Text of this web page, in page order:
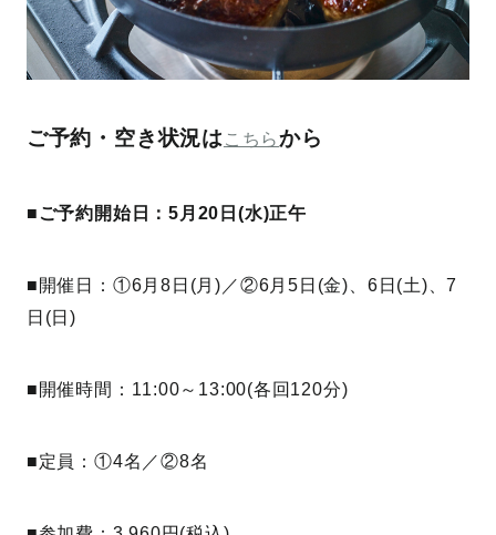
ご予約・空き状況はこちらから
■ご予約開始日：5月20日(水)正午
■開催日：①6月8日(月)／②6月5日(金)、6日(土)、7
日(日)
■開催時間：11:00～13:00(各回120分)
■定員：①4名／②8名